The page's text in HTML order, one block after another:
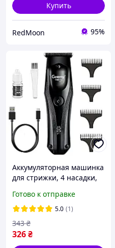
Купить
RedMoon 95%
Аккумуляторная машинка
для стрижки, 4 насадки,
Беспроводная машинка-
триммер для стрижки
волос
Готово к отправке
5.0 (1)
326₴
343 ₴